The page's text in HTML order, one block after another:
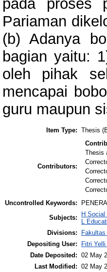
pada proses
Pariaman
(b) Adanya
bagian yaitu:
oleh pihak
mencapai
guru maupun
Item Type: Thesis
Contributors:
Thesis
Uncontrolled Keywords:
Subjects:
H
L
Divisions:
Depositing User:
Fitri
Date Deposited: 02 May
Last Modified: 02 May